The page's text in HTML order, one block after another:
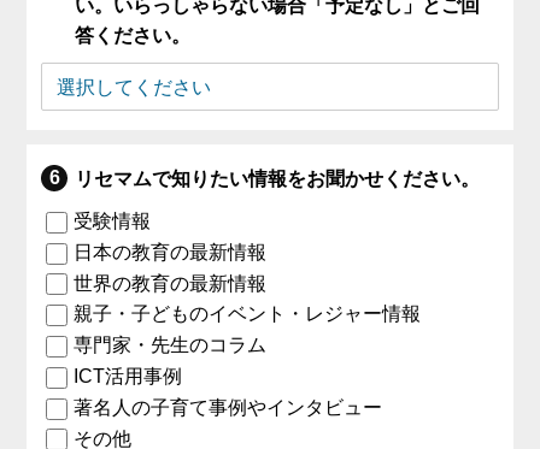
い。いらっしゃらない場合「予定なし」とご回
答ください。
リセマムで知りたい情報をお聞かせください。
受験情報
日本の教育の最新情報
世界の教育の最新情報
親子・子どものイベント・レジャー情報
専門家・先生のコラム
ICT活用事例
著名人の子育て事例やインタビュー
その他